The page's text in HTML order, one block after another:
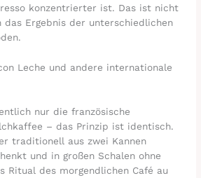
konzentrierter ist. Das ist nicht
Ergebnis der unterschiedlichen
Leche und andere internationale
nur die französische
– das Prinzip ist identisch.
traditionell aus zwei Kannen
und in großen Schalen ohne
Ritual des morgendlichen Café au